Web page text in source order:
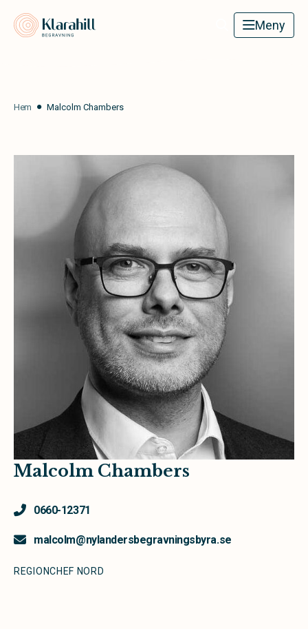
Meny
Hem Malcolm Chambers
Malcolm Chambers
0660-12371
malcolm@nylandersbegravningsbyra.se
REGIONCHEF NORD